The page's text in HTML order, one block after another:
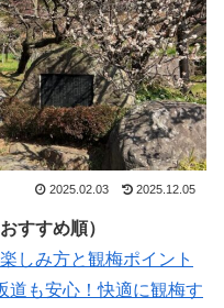
2025.02.03 2025.12.05
すすめ順）
しみ方と観梅ポイント
道も安心！快適に観梅す